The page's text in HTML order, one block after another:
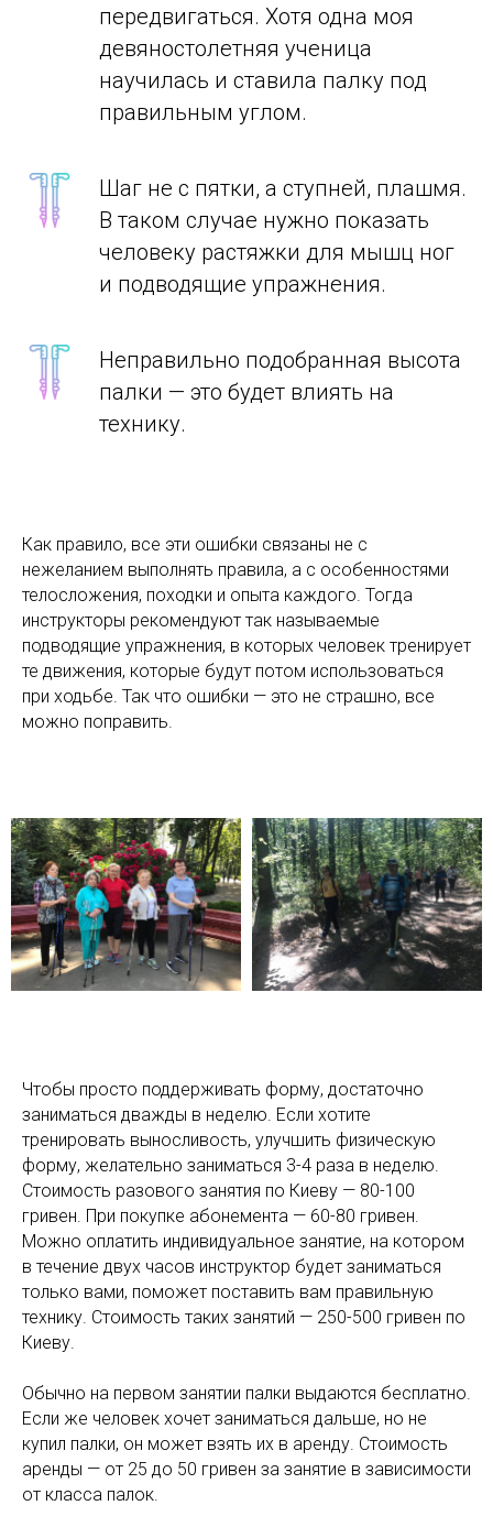
передвигаться. Хотя одна моя
девяностолетняя ученица
научилась и ставила палку под
правильным углом.
Шаг не с пятки, а ступней, плашмя.
В таком случае нужно показать
человеку растяжки для мышц ног
и подводящие упражнения.
Неправильно подобранная высота
палки — это будет влиять на
технику.
Как правило, все эти ошибки связаны не с
нежеланием выполнять правила, а с особенностями
телосложения, походки и опыта каждого. Тогда
инструкторы рекомендуют так называемые
подводящие упражнения, в которых человек тренирует
те движения, которые будут потом использоваться
при ходьбе. Так что ошибки — это не страшно, все
можно поправить.
Чтобы просто поддерживать форму, достаточно
заниматься дважды в неделю. Если хотите
тренировать выносливость, улучшить физическую
форму, желательно заниматься 3-4 раза в неделю.
Стоимость разового занятия по Киеву — 80-100
гривен. При покупке абонемента — 60-80 гривен.
Можно оплатить индивидуальное занятие, на котором
в течение двух часов инструктор будет заниматься
только вами, поможет поставить вам правильную
технику. Стоимость таких занятий — 250-500 гривен по
Киеву.
Обычно на первом занятии палки выдаются бесплатно.
Если же человек хочет заниматься дальше, но не
купил палки, он может взять их в аренду. Стоимость
аренды — от 25 до 50 гривен за занятие в зависимости
от класса палок.